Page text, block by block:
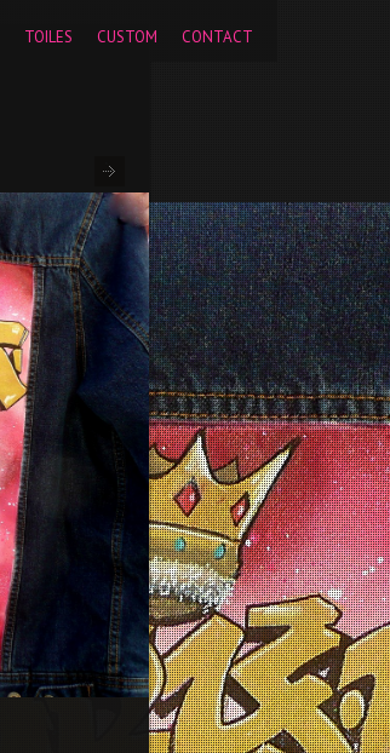
TOILES CUSTOM CONTACT